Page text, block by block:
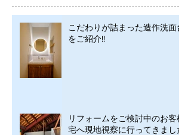
こだわりが詰まった造作洗面台
をご紹介!!
リフォームをご検討中のお客様
宅へ現地視察に行ってきました